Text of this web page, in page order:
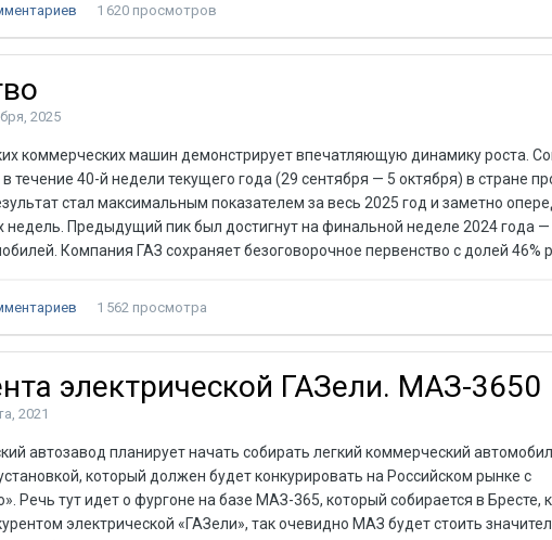
1 620 просмотров
2025
коммерческих машин демонстрирует впечатляющую динамику роста.
в течение 40-й недели текущего года (29 сентября — 5 октября) в стране
стал максимальным показателем за весь 2025 год и заметно
Предыдущий пик был достигнут на финальной неделе 2024 года —
Компания ГАЗ сохраняет безоговорочное первенство с долей 46%
1 562 просмотра
электрической ГАЗели. МАЗ-3650
2021
автозавод планирует начать собирать легкий коммерческий
который должен будет конкурировать на Российском рынке с
Речь тут идет о фургоне на базе МАЗ-365, который собирается в Бресте,
электрической «ГАЗели», так очевидно МАЗ будет стоить